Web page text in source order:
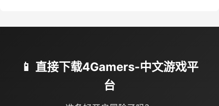
📱 直接下载4Gamers-中文游戏平
台